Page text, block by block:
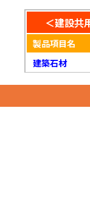
＜建設共
製品項目名
建築石材